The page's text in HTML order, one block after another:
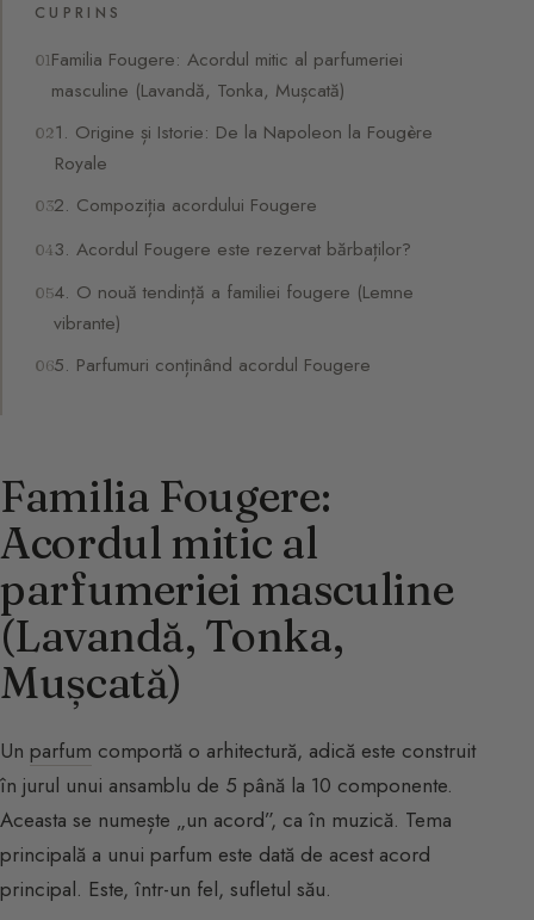
CUPRINS
Familia Fougere: Acordul mitic al parfumeriei
masculine (Lavandă, Tonka, Mușcată)
1. Origine și Istorie: De la Napoleon la Fougère
Royale
2. Compoziția acordului Fougere
3. Acordul Fougere este rezervat bărbaților?
4. O nouă tendință a familiei fougere (Lemne
vibrante)
5. Parfumuri conținând acordul Fougere
Familia Fougere:
Acordul mitic al
parfumeriei masculine
(Lavandă, Tonka,
Mușcată)
Un parfum comportă o arhitectură, adică este construit
în jurul unui ansamblu de 5 până la 10 componente.
Aceasta se numește „un acord”, ca în muzică. Tema
principală a unui parfum este dată de acest acord
principal. Este, într-un fel, sufletul său.